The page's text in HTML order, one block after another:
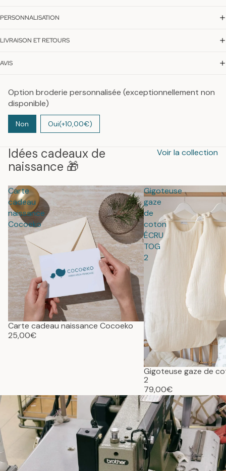
PERSONNALISATION
LIVRAISON ET RETOURS
AVIS
Option broderie personnalisée (exceptionnellement non
disponible)
Non Oui(+10,00€)
Idées cadeaux de
naissance 🎁
Voir la collection
Carte
cadeau
naissance
Cocoeko
Carte cadeau naissance Cocoeko
25,00€
Gigoteuse
gaze
de
coton
ÉCRU
TOG
2
Gigoteuse gaze de
2
79,00€